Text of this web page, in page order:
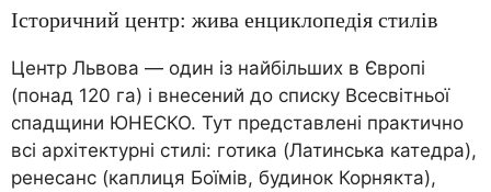
Історичний центр: жива енциклопедія стилів
Центр Львова — один із найбільших в Європі
(понад 120 га) і внесений до списку Всесвітньої
спадщини ЮНЕСКО. Тут представлені практично
всі архітектурні стилі: готика (Латинська катедра),
ренесанс (каплиця Боїмів, будинок Корнякта),